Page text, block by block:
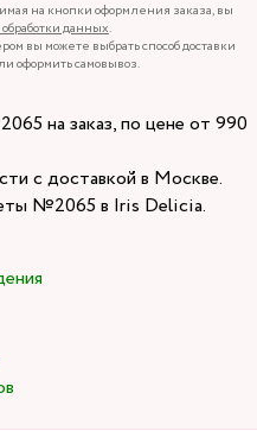
на кнопки оформления заказа, вы
данных.
вы можете выбрать способ доставки
оформить самовывоз.
на заказ, по цене от 990
с доставкой в Москве.
№2065 в Iris Delicia.